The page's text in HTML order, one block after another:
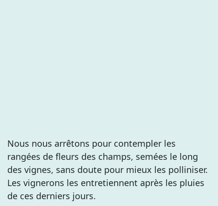
Nous nous arrêtons pour contempler les
rangées de fleurs des champs, semées le long
des vignes, sans doute pour mieux les polliniser.
Les vignerons les entretiennent après les pluies
de ces derniers jours.